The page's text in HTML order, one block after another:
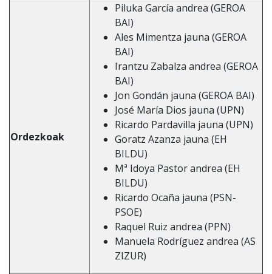
Ordezkoak
Piluka García andrea (GEROA
BAI)
Ales Mimentza jauna (GEROA
BAI)
Irantzu Zabalza andrea (GEROA
BAI)
Jon Gondán jauna (GEROA BAI)
José María Dios jauna (UPN)
Ricardo Pardavilla jauna (UPN)
Goratz Azanza jauna (EH
BILDU)
Mª Idoya Pastor andrea (EH
BILDU)
Ricardo Ocaña jauna (PSN-
PSOE)
Raquel Ruiz andrea (PPN)
Manuela Rodríguez andrea (AS
ZIZUR)